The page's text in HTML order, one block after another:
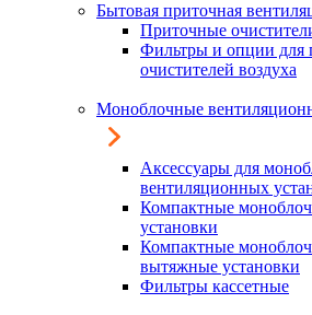
Бытовая приточная
Приточные
Фильтры и опции для
очистителей воздуха
Моноблочные
Аксессуары для
вентиляционных
Компактные
установки
Компактные
вытяжные установки
Фильтры кассетные